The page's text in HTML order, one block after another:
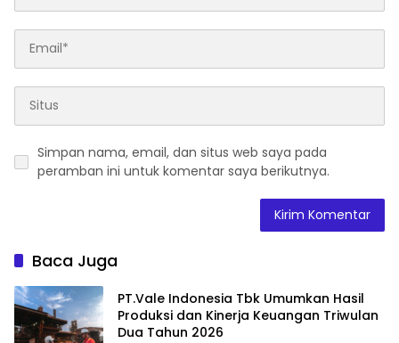
Simpan nama, email, dan situs web saya pada
peramban ini untuk komentar saya berikutnya.
Baca Juga
PT.Vale Indonesia Tbk Umumkan Hasil
Produksi dan Kinerja Keuangan Triwulan
Dua Tahun 2026